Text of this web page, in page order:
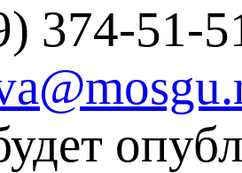
374-51-